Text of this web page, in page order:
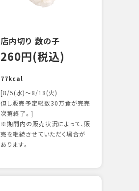
店内切り 数の子
260円(税込)
77kcal
[8/5(水)～8/18(火)
但し販売予定総数30万食が完売
次第終了。]
※期間内の販売状況によって、販
売を継続させていただく場合が
あります。